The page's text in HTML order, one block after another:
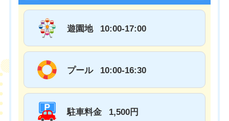
遊園地 10:00-17:00
プール 10:00-16:30
駐車料金 1,500円